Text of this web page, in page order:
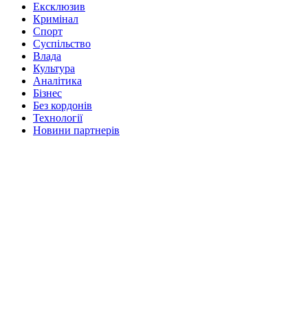
Ексклюзив
Кримінал
Спорт
Суспільство
Влада
Культура
Аналітика
Бізнес
Без кордонів
Технології
Новини партнерів